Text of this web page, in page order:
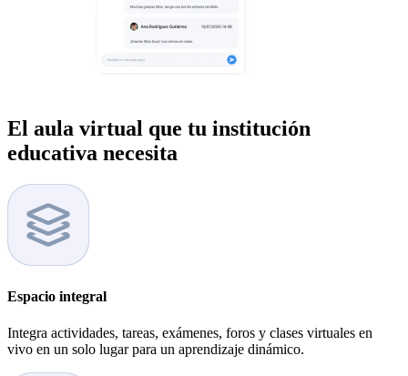
El aula virtual que tu institución
educativa necesita
Espacio integral
Integra actividades, tareas, exámenes, foros y clases virtuales en
vivo en un solo lugar para un aprendizaje dinámico.